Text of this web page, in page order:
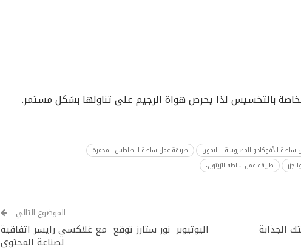
بالتخسيس لذا يحرص هواة الرجيم على تناولها بشكل مستمر.
سلطة الأفوكادو المهروسة بالليمون
طريقة عمل سلطة البطاطس المحمرة
طريقة عمل سلطة الزيتون،
الجذابة
الموضوع التالي
اليوتيوبر نور ستارز توقع مع غلاكسي رايسر اتفاقية
لصناعة المحتوى